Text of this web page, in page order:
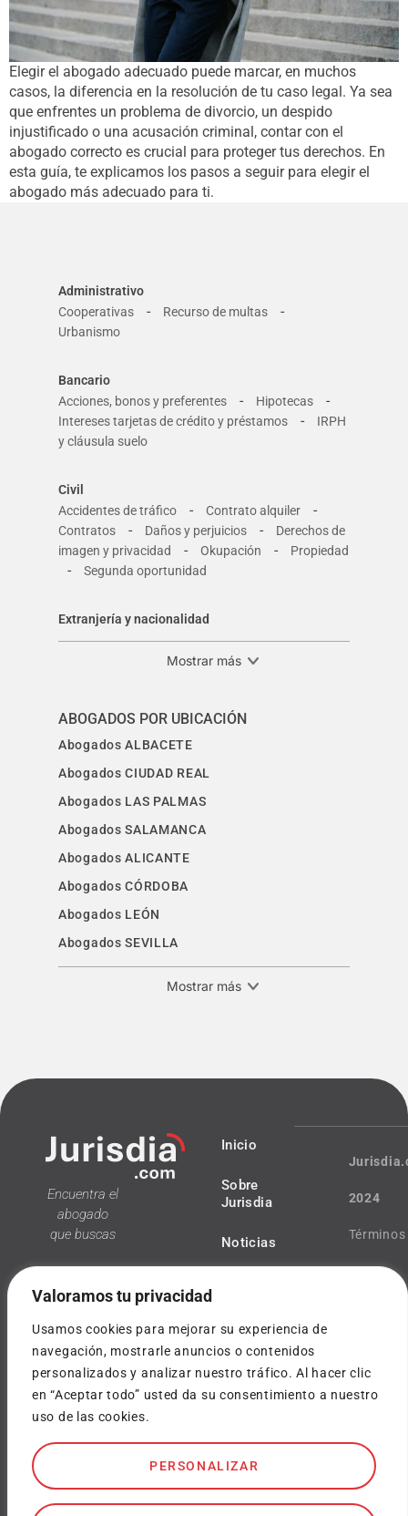
Valoramos tu privacidad
Usamos cookies para mejorar su experiencia de
navegación, mostrarle anuncios o contenidos
personalizados y analizar nuestro tráfico. Al hacer clic
en “Aceptar todo” usted da su consentimiento a nuestro
uso de las cookies.
PERSONALIZAR
Elegir el abogado adecuado puede marcar, en muchos
casos, la diferencia en la resolución de tu caso legal. Ya sea
que enfrentes un problema de divorcio, un despido
injustificado o una acusación criminal, contar con el
abogado correcto es crucial para proteger tus derechos. En
esta guía, te explicamos los pasos a seguir para elegir el
abogado más adecuado para ti.
Administrativo
Cooperativas
- Recurso de multas -
Urbanismo
Bancario
Acciones, bonos y preferentes
- Hipotecas -
Intereses tarjetas de crédito y préstamos -
IRPH
y cláusula suelo
Civil
Accidentes de tráfico
- Contrato alquiler -
Contratos - Daños y perjuicios -
Derechos de
imagen y privacidad
- Okupación - Propiedad
- Segunda oportunidad
Extranjería y nacionalidad
Mostrar más
ABOGADOS POR UBICACIÓN
Abogados ALBACETE
Abogados CIUDAD REAL
Abogados LAS PALMAS
Abogados SALAMANCA
Abogados ALICANTE
Abogados CÓRDOBA
Abogados LEÓN
Abogados SEVILLA
Mostrar más
Encuentra el
abogado
que buscas
Inicio
Sobre
Jurisdia
Noticias
¿Tienes
dudas?
2024
Términos
y
de
Cookies
Diseñado